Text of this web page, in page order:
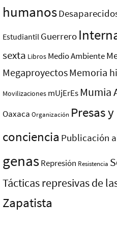
humanos
Estudiantil Guerrero
sexta Libros Medio Ambiente
MegaproyectosMemoria
Movilizaciones mUjErEs Mumia
Oaxaca Organización Presas
conciencia Publicación
genasRepresión Resistencia
Tácticas represivas de
Zapatista